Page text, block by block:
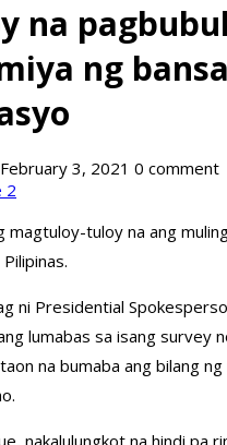
na
ng
February 3, 2021 0 comment
magtuloy-tuloy na ang
ni Presidential
lumabas sa isang survey
na bumaba ang bilang